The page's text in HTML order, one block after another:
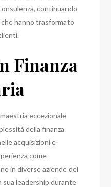
continuando
hanno trasformato
Finanza
eccezionale
della finanza
acquisizioni e
come
in diverse aziende del
leadership durante